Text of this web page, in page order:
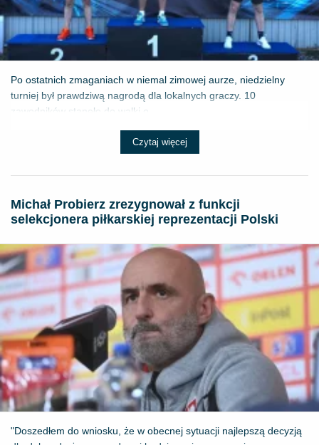
Po ostatnich zmaganiach w niemal zimowej aurze, niedzielny
turniej był prawdziwą nagrodą dla lokalnych graczy. 10
zawodników stanęło do walki o ...
Czytaj więcej
Michał Probierz zrezygnował z funkcji
selekcjonera piłkarskiej reprezentacji Polski
"Doszedłem do wniosku, że w obecnej sytuacji najlepszą decyzją